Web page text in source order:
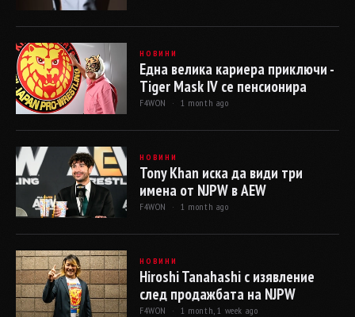
НОВИНИ
Една велика кариера приключи -
Tiger Mask IV се пенсионира
F4WON · 1 month ago
НОВИНИ
Tony Khan иска да види три
имена от NJPW в AEW
F4WON · 1 month ago
НОВИНИ
Hiroshi Tanahashi с изявление
след продажбата на NJPW
F4WON · 1 month, 1 week ago